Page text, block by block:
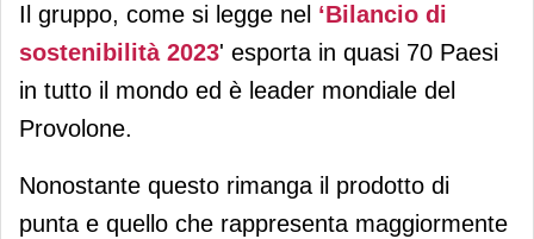
Il gruppo, come si legge nel ‘Bilancio di
sostenibilità 2023' esporta in quasi 70 Paesi
in tutto il mondo ed è leader mondiale del
Provolone.
Nonostante questo rimanga il prodotto di
punta e quello che rappresenta maggiormente